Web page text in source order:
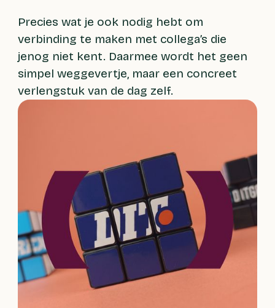
Precies wat je ook nodig hebt om
verbinding te maken met collega’s die
jenog niet kent. Daarmee wordt het geen
simpel weggevertje, maar een concreet
verlengstuk van de dag zelf.